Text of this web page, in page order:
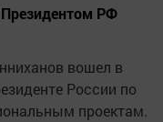
РФ
вошел в
России по
проектам.